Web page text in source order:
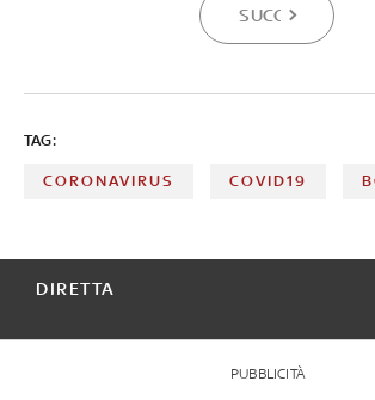
SUCCESSIVA
TAG:
CORONAVIRUS COVID19
DIRETTA
PUBBLICITÀ